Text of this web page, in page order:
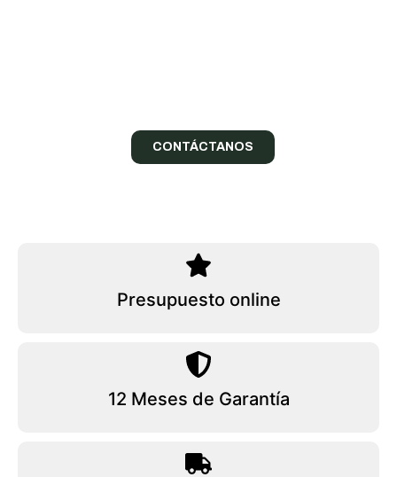
CONTÁCTANOS
Presupuesto online
12 Meses de Garantía